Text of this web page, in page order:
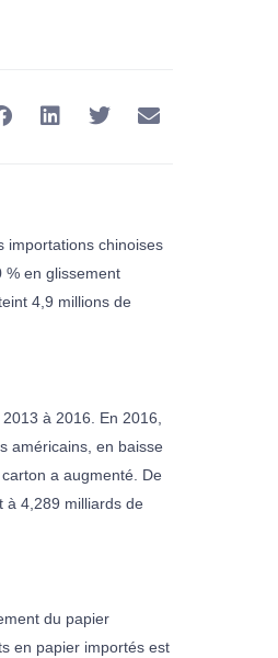
importations chinoises
% en glissement
4,9 millions de
à 2016. En 2016,
américains, en baisse
a augmenté. De
à 4,289 milliards de
du papier
en papier importés est